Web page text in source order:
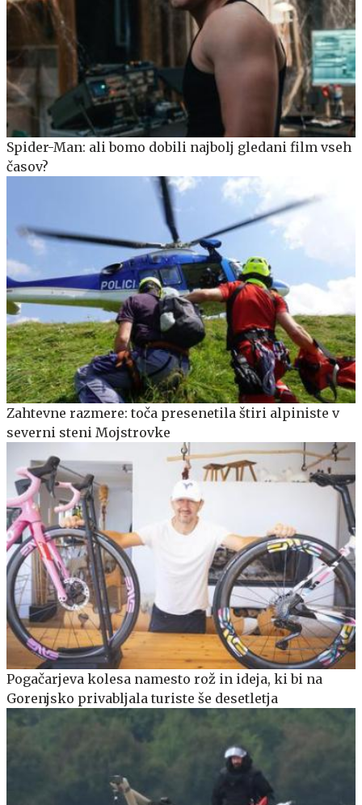
Spider-Man: ali bomo dobili najbolj gledani film vseh
časov?
Zahtevne razmere: toča presenetila štiri alpiniste v
severni steni Mojstrovke
Pogačarjeva kolesa namesto rož in ideja, ki bi na
Gorenjsko privabljala turiste še desetletja